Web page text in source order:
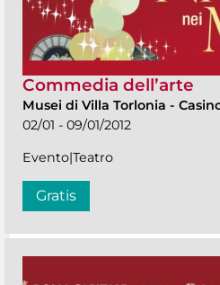
Commedia dell’arte
Musei di Villa Torlonia -
02/01 - 09/01/2012
Evento|Teatro
Gratis